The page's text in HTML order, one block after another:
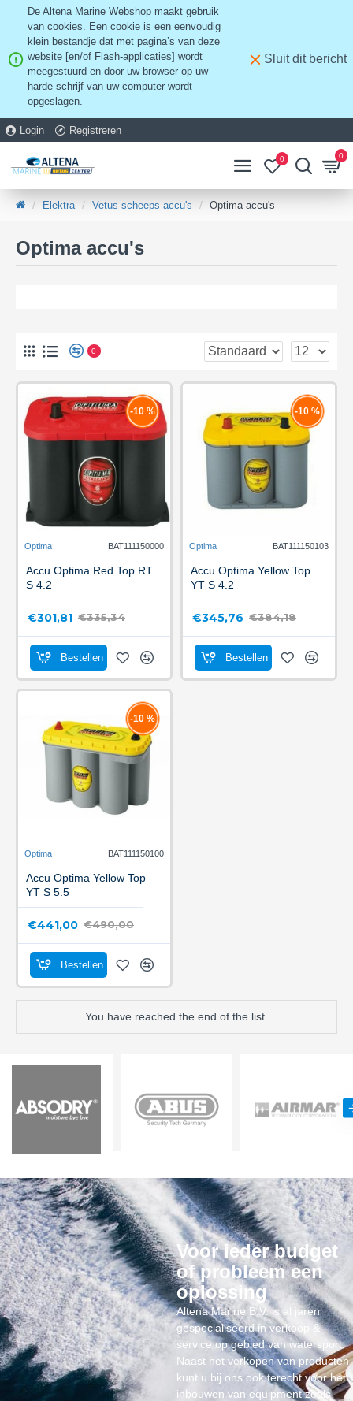
De Altena Marine Webshop maakt gebruik
van cookies. Een cookie is een eenvoudig
klein bestandje dat met pagina’s van deze
website [en/of Flash-applicaties] wordt
meegestuurd en door uw browser op uw
harde schrijf van uw computer wordt
opgeslagen.
Sluit dit bericht
Login Registreren
0 0
Elektra Vetus scheeps accu's Optima accu's
Optima accu's
0
-10 %
Optima BAT111150000
Accu Optima Red Top RT
S 4.2
€301,81 €335,34
Bestellen
-10 %
Optima BAT111150103
Accu Optima Yellow Top
YT S 4.2
€345,76 €384,18
Bestellen
-10 %
Optima BAT111150100
Accu Optima Yellow Top
YT S 5.5
€441,00 €490,00
Bestellen
You have reached the end of the list.
Voor ieder budget
of probleem een
oplossing
Altena Marine B.V. is al jaren
gespecialiseerd in verkoop &
service op gebied van watersport.
Naast het verkopen van producten
kunt u bij ons ook terecht voor het
inbouwen van equipment zoals